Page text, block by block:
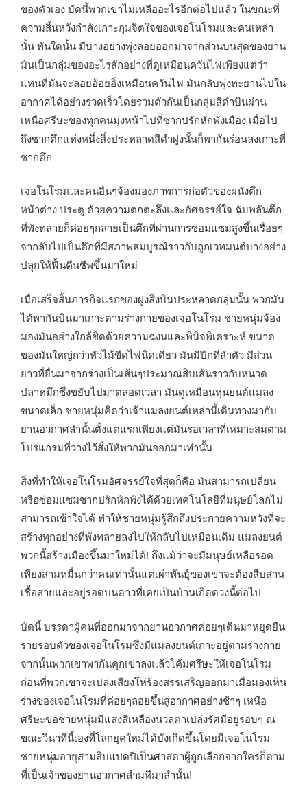
ของตัวเอง บัดนี้พวกเขาไม่เหลืออะไรอีกต่อไปแล้ว ในขณะที่
ความสิ้นหวังกำลังเกาะกุมจิตใจของเจอโนโรมและคนเหล่า
นั้น ทันใดนั้น มีบางอย่างพุ่งลอยออกมาจากส่วนบนสุดของยาน
มันเป็นกลุ่มของอะไรสักอย่างที่ดูเหมือนควันไฟเพียงแต่ว่า
แทนที่มันจะลอยอ้อยอิ่งเหมือนควันไฟ มันกลับพุ่งทะยานไปใน
อากาศได้อย่างรวดเร็วโดยรวมตัวกันเป็นกลุ่มสีดำบินผ่าน
เหนือศรีษะของทุกคนมุ่งหน้าไปที่ซากปรักหักพังเมือง เมื่อไป
ถึงซากตึกแห่งหนึ่งสิ่งประหลาดสีดำฝูงนั้นก็พากันร่อนลงเกาะที่
ซากตึก
เจอโนโรมและคนอื่นๆจ้องมองภาพการก่อตัวของผนังตึก
หน้าต่าง ประตู ด้วยความตกตะลึงและอัศจรรย์ใจ ฉับพลันตึก
ที่พังทลายก็ค่อยๆกลายเป็นตึกที่ผ่านการซ่อมแซมสูงขึ้นเรื่อยๆ
จากลับไปเป็นตึกที่มีสภาพสมบูรณ์ราวกับถูกเวทมนต์บางอย่าง
ปลุกให้ฟื้นคืนชีพขึ้นมาใหม่
เมื่อเสร็จสิ้นภารกิจแรกของฝูงสิ่งบินประหลาดกลุ่มนั้น พวกมัน
ได้พากันบินมาเกาะตามร่างกายของเจอโนโรม ชายหนุ่มจ้อง
มองมันอย่างใกล้ชิดด้วยความฉงนและพินิจพิเคราะห์ ขนาด
ของมันใหญ่กว่าหัวไม้ขีดไฟนิดเดียว มันมีปีกที่ลำตัว มีส่วน
ยาวที่ยื่นมาจากร่างเป็นเส้นๆประมาณสิบเส้นราวกับหนวด
ปลาหมึกซึ่งขยับไปมาตลอดเวลา มันดูเหมือนหุ่นยนต์แมลง
ขนาดเล็ก ชายหนุ่มคิดว่าเจ้าแมลงยนต์เหล่านี้เดินทางมากับ
ยานอวกาศลำนั้นตั้งแต่แรกเพียงแต่มันรอเวลาที่เหมาะสมตาม
โปรแกรมที่วางไว้สั่งให้พวกมันออกมาเท่านั้น
สิ่งที่ทำให้เจอโนโรมอัศจรรย์ใจที่สุดก็คือ มันสามารถเปลี่ยน
หรือซ่อมแซมซากปรักหักพังได้ด้วยเทคโนโลยีที่มนุษย์โลกไม่
สามารถเข้าใจได้ ทำให้ชายหนุ่มรู้สึกถึงประกายความหวังที่จะ
สร้างทุกอย่างที่พังทลายลงไปให้กลับไปเหมือนเดิม แมลงยนต์
พวกนี้สร้างเมืองขึ้นมาใหม่ได้! ถึงแม้ว่าจะมีมนุษย์เหลือรอด
เพียงสามหมื่นกว่าคนเท่านั้นแต่เผ่าพันธุ์ของเขาจะต้องสืบสาน
เชื้อสายและอยู่รอดบนดาวที่เคยเป็นบ้านเกิดดวงนี้ต่อไป
บัดนี้ บรรดาผู้คนที่ออกมาจากยานอวกาศค่อยๆเดินมาหยุดยืน
รายรอบตัวของเจอโนโรมซึ่งมีแมลงยนต์เกาะอยู่ตามร่างกาย
จากนั้นพวกเขาพากันคุกเข่าลงแล้วโค้มศรีษะให้เจอโนโรม
ก่อนที่พวกเขาจะเปล่งเสียงโห่ร้องสรรเสริญออกมาเมื่อมองเห็น
ร่างของเจอโนโรมที่ค่อยๆลอยขึ้นสู่อากาศอย่างช้าๆ เหนือ
ศรีษะขอชายหนุ่มมีแสงสีเหลืองนวลตาเปล่งรัศมีอยู่รอบๆ ณ
ขณะวินาทีนี้เองที่โลกยุคใหม่ได้บังเกิดขึ้นโดยมีเจอโนโรม
ชายหนุ่มอายุสามสิบแปดปีเป็นศาสดาผู้ถูกเลือกจากใครก็ตาม
ที่เป็นเจ้าของยานอวกาศลำมหึมาลำนั้น!